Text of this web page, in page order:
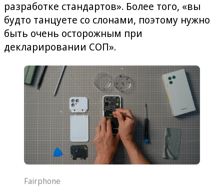
разработке стандартов». Более того, «вы
будто танцуете со слонами, поэтому нужно
быть очень осторожным при
декларировании СОП».
Fairphone